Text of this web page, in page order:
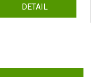
DETAIL